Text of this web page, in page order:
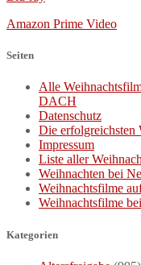
Amazon Prime Video
Seiten
Alle
DACH
Datenschutz
Die erfolgreichsten
Impressum
Liste aller
Weihnachten bei
Weihnachtsfilme
Weihnachtsfilme
Kategorien